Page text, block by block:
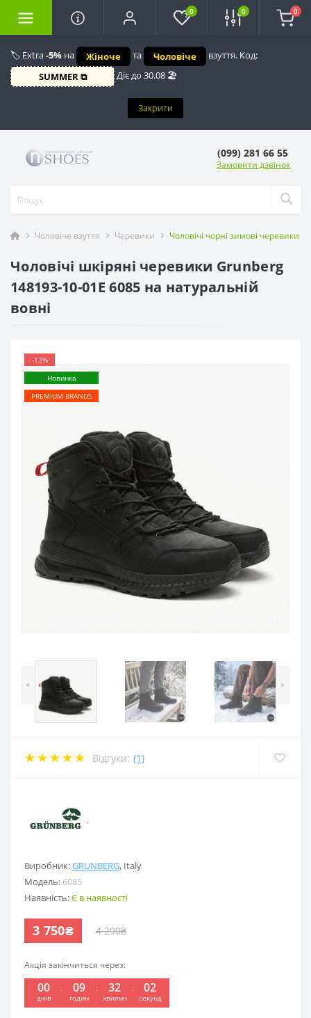
🏷️ Extra-5% на Жіноче та Чоловіче
взуття. Код:
SUMMER ⧉
Діє до 30.08 🏖️
Закрити
0 0 0
(099) 281 66 55
Замовити дзвінок
Чоловіче взуття Черевики Чоловічі чорні зимові черевики
Чоловічі шкіряні черевики Grunberg
148193-10-01E 6085 на натуральній
вовні
-13%
Новинка
PREMIUM BRANDS
< >
Відгуки: (1)
Виробник:GRUNBERG, Italy
Модель: 6085
Наявність:Є в наявності
3 750₴ 4 290₴
Акція закінчиться через:
00
днів
09
годин
32
хвилин
01
секунд
.